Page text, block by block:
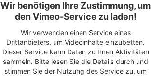
Wir benötigen Ihre Zustimmung, um
den Vimeo-Service zu laden!
Wir verwenden einen Service eines
Drittanbieters, um Videoinhalte einzubetten.
Dieser Service kann Daten zu Ihren Aktivitäten
sammeln. Bitte lesen Sie die Details durch und
stimmen Sie der Nutzung des Service zu, um